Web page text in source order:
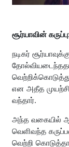
சூர்யாவின்
நடிகர்
என அதீத
வந்தார்.
அந்த வகையில்
வெளிவந்த
வெற்றி